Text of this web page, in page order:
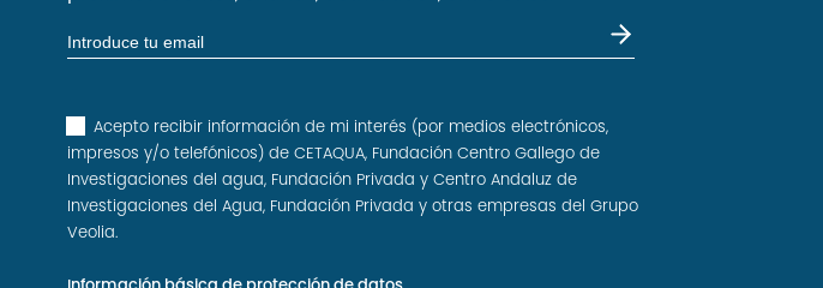
Acepto recibir información de mi interés (por medios electrónicos,
impresos y/o telefónicos) de CETAQUA, Fundación Centro Gallego de
Investigaciones del agua, Fundación Privada y Centro Andaluz de
Investigaciones del Agua, Fundación Privada y otras empresas del Grupo
Veolia.